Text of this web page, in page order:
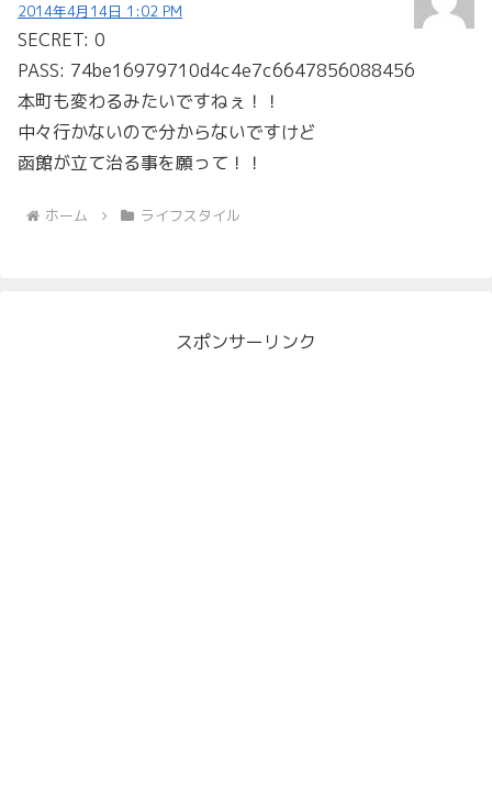
2014年4月14日 1:02 PM
SECRET: 0
PASS: 74be16979710d4c4e7c6647856088456
本町も変わるみたいですねぇ！！
中々行かないので分からないですけど
函館が立て治る事を願って！！
ホーム ライフスタイル
スポンサーリンク